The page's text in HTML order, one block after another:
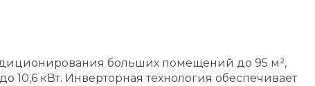
больших помещений до 95 м²,
кВт. Инверторная технология обеспечивает